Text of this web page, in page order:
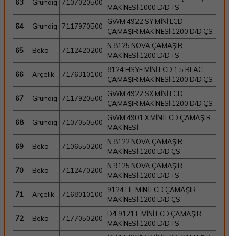
63 Grundig 7107020500
MAKİNESİ 1000 D/D TS
64 Grundig 7117970500
GWM 4922 SY MİNİ LCD
ÇAMAŞIR MAKİNESİ 1200 D/D ÇS
65 Beko 7112420200
N 8125 NOVA ÇAMAŞIR
MAKİNESİ 1200 D/D TS
66 Arçelik 7176310100
8124 HSYE MİNİ LCD 1.5 BLAC
ÇAMAŞIR MAKİNESİ 1200 D/D ÇS
67 Grundig 7117920500
GWM 4922 SX MİNİ LCD
ÇAMAŞIR MAKİNESİ 1200 D/D ÇS
68 Grundig 7107050500
GWM 4901 X MİNİ LCD ÇAMAŞIR
MAKİNESİ
69 Beko 7106550200
N 8122 NOVA ÇAMAŞIR
MAKİNESİ 1200 D/D ÇS
70 Beko 7112470200
N 9125 NOVA ÇAMAŞIR
MAKİNESİ 1200 D/D TS
71 Arçelik 7168010100
9124 HE MİNİ LCD ÇAMAŞIR
MAKİNESİ 1200 D/D ÇS
72 Beko 7177050200
D4 9121 E MİNİ LCD ÇAMAŞIR
MAKİNESİ 1200 D/D TS